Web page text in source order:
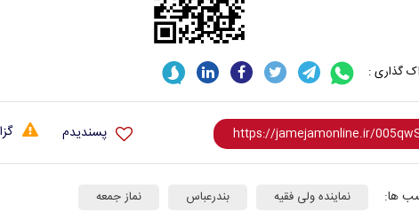
گذاری :
پسندیدم
ها: نماینده ولی فقیه بندرعباس نماز جمعه
مدیریت ایرانی بر شناور‌های مضر
در تنگه هرمز
دکتر حسن عابدینی - معاون سیاسی سازمان
صداوسیما
رحمت‌الله
مجلس